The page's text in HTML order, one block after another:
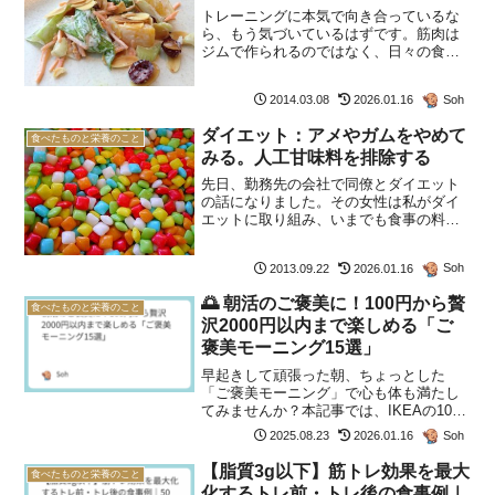
トレーニングに本気で向き合っているな
ら、もう気づいているはずです。筋肉は
ジムで作られるのではなく、日々の食事
本質です。そしてその成否を分けるの
2014.03.08 2026.01.16 Soh
食べたものと栄養のこと
ダイエット：アメやガムをやめて
みる。人工甘味料を排除する
先日、勤務先の会社で同僚とダイエット
の話になりました。その女性は私がダイ
エットに取り組み、いまでも食事の料を
をされたという次第です。一緒に働いて
いるのですから、その同僚の...
2013.09.22 2026.01.16 Soh
食べたものと栄養のこと
🌅 朝活のご褒美に！100円から贅
沢2000円以内まで楽しめる「ご
褒美モーニング15選」
早起きして頑張った朝、ちょっとした
「ご褒美モーニング」で心も体も満たし
てみませんか？本記事では、IKEAの100
円モーニングから、フルーツたっぷりの
京橋千疋屋やロイヤルホストの豪華ビュ
ッフェまで、2000円以内で楽しめる選り
すぐりの15店を...
2025.08.23 2026.01.16 Soh
食べたものと栄養のこと
【脂質3g以下】筋トレ効果を最大